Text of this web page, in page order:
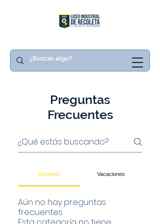
Preguntas
Frecuentes
General1 Vacaciones
Aún no hay preguntas
frecuentes